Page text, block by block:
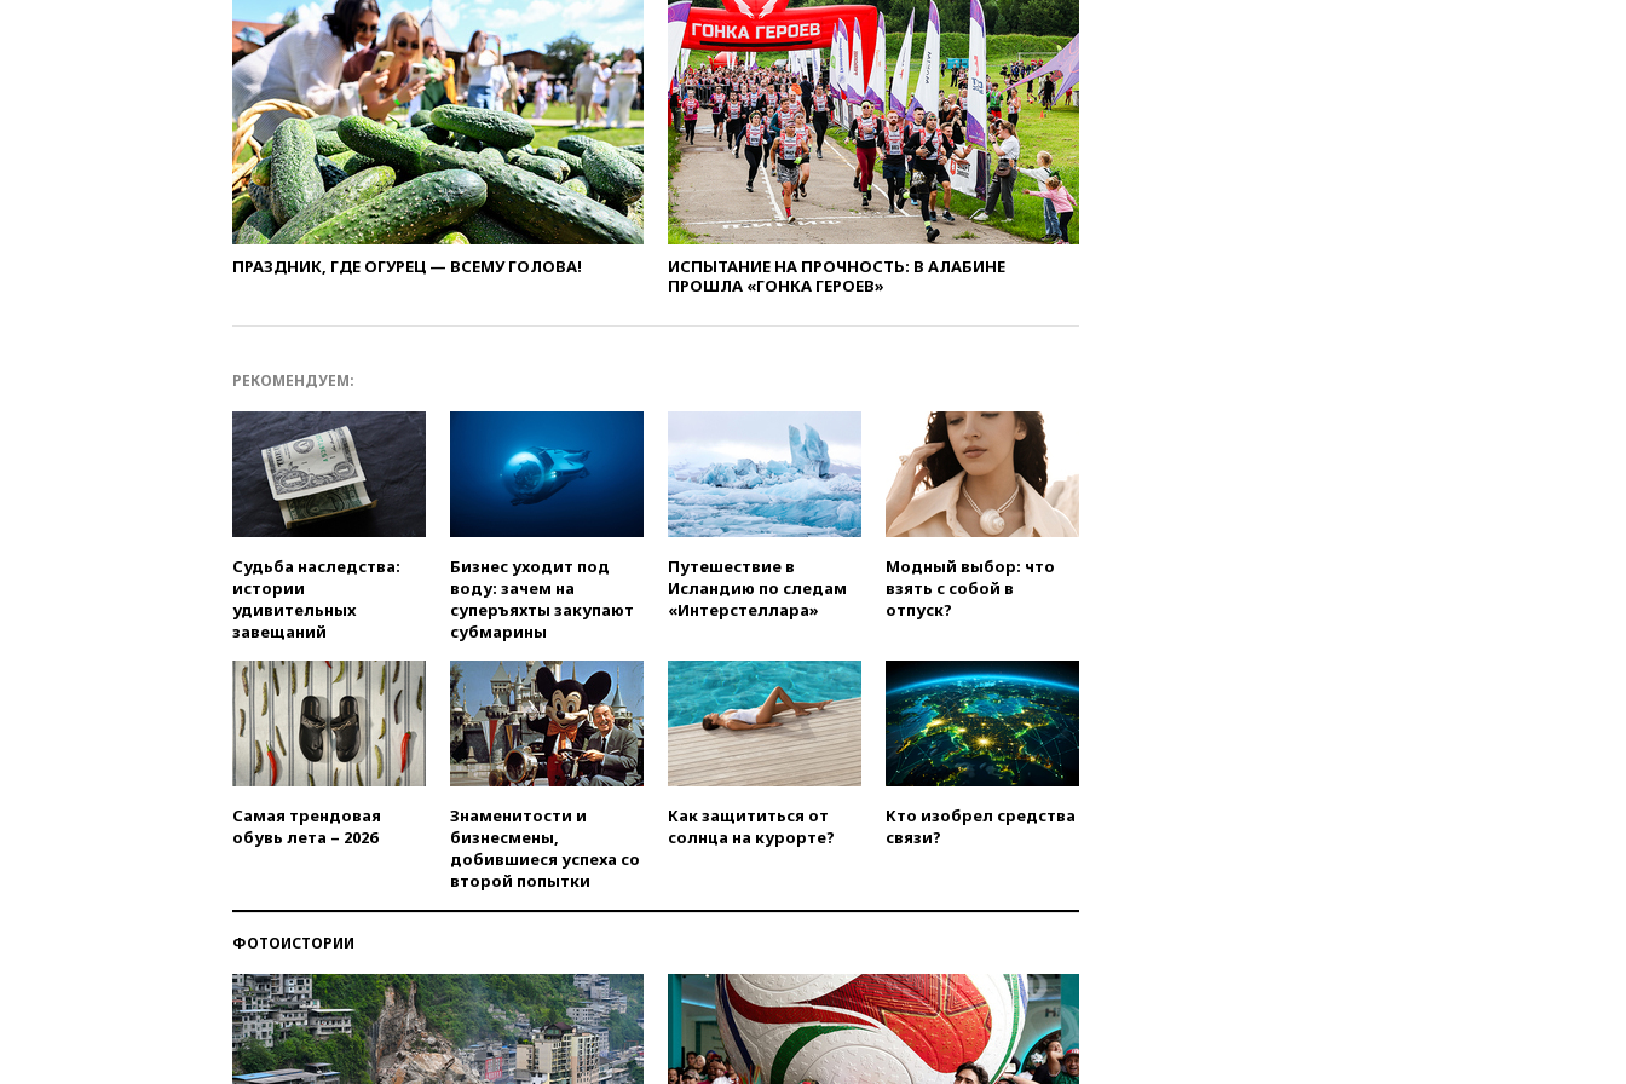
«Интервидение» точно
пройдет в 2026 году
вчера, 20:45 ПВО за день
сбила еще 75 украинских
беспилотников над Россией
вчера, 20:35Велосипедист
погиб при атаке FPV-дрона в
Белгородской области
вчера, 20:30Лидию Невзорову
заочно арестовали по делу о
финансировании
Белом доме
вчера, 20:15Сенат США
одобрил ужесточение
санкций против России и
Ирана
против журналистки Катерины
Гордеевой о фейках о ВС
нейтральный статус
фигуристкам Валиевой и
Трусовой
вчера, 19:35 Зеленский
впервые совершил
вчера, 19:19 Россиянка
вчера, 19:00Открытое
вчера, 18:55Минобороны
отчиталось об ударах по двум
украинским сухогрузам в
Черном море
ПРАЗДНИК, ГДЕ ОГУРЕЦ — ВСЕМУ ГОЛОВА!
ИСПЫТАНИЕ НА ПРОЧНОСТЬ: В АЛАБИНЕ
ПРОШЛА «ГОНКА ГЕРОЕВ»
РЕКОМЕНДУЕМ:
Судьба наследства:
истории
удивительных
завещаний
Бизнес уходит под
воду: зачем на
суперъяхты закупают
субмарины
Путешествие в
Исландию по следам
«Интерстеллара»
Модный выбор: что
взять с собой в
отпуск?
Самая трендовая
обувь лета – 2026
Знаменитости и
бизнесмены,
добившиеся успеха со
второй попытки
Как защититься от
солнца на курорте?
Кто изобрел средства
связи?
ФОТОИСТОРИИ